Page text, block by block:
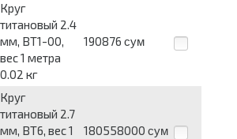
Круг
титановый 2.4
мм, ВТ1-00,
вес 1 метра
0.02 кг
190876 сум
Круг
титановый 2.7
мм, ВТ6, вес 1
180558000 сум